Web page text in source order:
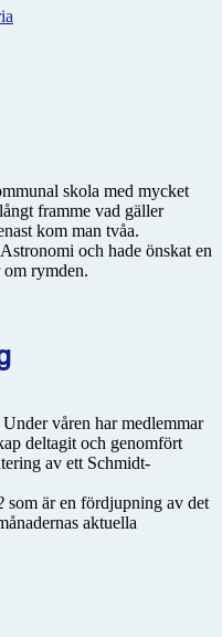
skola med mycket
framme vad gäller
kom man tvåa.
och hade önskat en
rymden.
våren har medlemmar
deltagit och genomfört
av ett Schmidt-
som är en fördjupning av det
aktuella